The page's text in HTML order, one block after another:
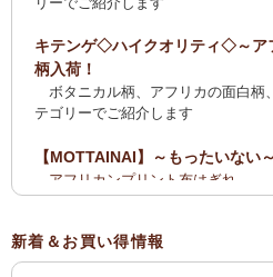
キテンゲ◇ハイクオリティ◇～ア
柄入荷！
ボタニカル柄、アフリカの面白柄
テゴリーでご紹介します
【MOTTAINAI】～もったいない
アフリカンプリント布はぎれ
ティンガティンガ・アート【会員
【全国送料無料サービス】タン
新着＆お買い得情報